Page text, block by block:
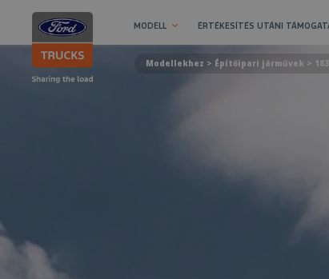
MODELL ÉRTÉKESÍTÉS UTÁNI
Modellekhez > Építőipari járművek >